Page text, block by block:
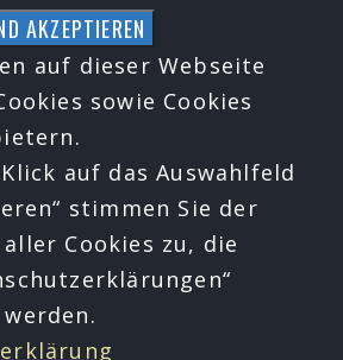
auf dieser Webseite
sowie Cookies
auf das Auswahlfeld
stimmen Sie der
Cookies zu, die